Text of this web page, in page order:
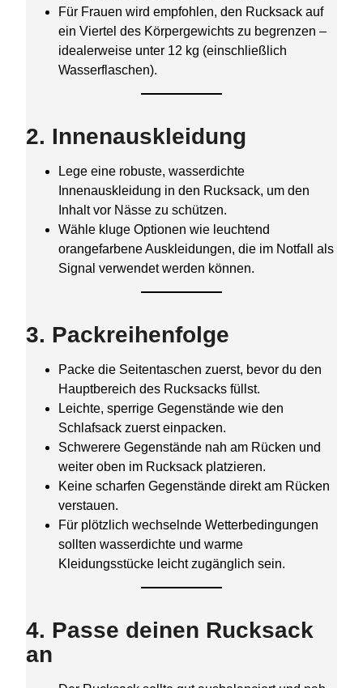
Für Frauen wird empfohlen, den Rucksack auf
ein Viertel des Körpergewichts zu begrenzen –
idealerweise unter 12 kg (einschließlich
Wasserflaschen).
2. Innenauskleidung
Lege eine robuste, wasserdichte
Innenauskleidung in den Rucksack, um den
Inhalt vor Nässe zu schützen.
Wähle kluge Optionen wie leuchtend
orangefarbene Auskleidungen, die im Notfall als
Signal verwendet werden können.
3. Packreihenfolge
Packe die Seitentaschen zuerst, bevor du den
Hauptbereich des Rucksacks füllst.
Leichte, sperrige Gegenstände wie den
Schlafsack zuerst einpacken.
Schwerere Gegenstände nah am Rücken und
weiter oben im Rucksack platzieren.
Keine scharfen Gegenstände direkt am Rücken
verstauen.
Für plötzlich wechselnde Wetterbedingungen
sollten wasserdichte und warme
Kleidungsstücke leicht zugänglich sein.
4. Passe deinen Rucksack
an